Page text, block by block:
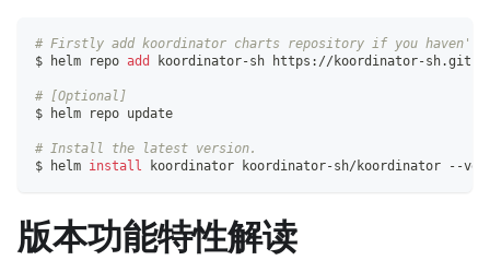
# Firstly add koordinator charts repository if you haven't
$ helm repo add koordinator-sh https://koordinator-
# [Optional]
$ helm repo update
# Install the latest version.
$ helm install koordinator koordinator-sh/koordinator --
版本功能特性解读